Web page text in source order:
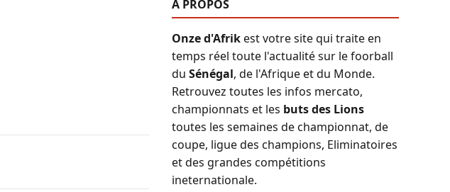
A PROPOS
Onze d'Afrikest votre site qui traite en
temps réel toute l'actualité sur le foorball
du Sénégal, de l'Afrique et du Monde.
Retrouvez toutes les infos mercato,
championnats et les buts des Lions
toutes les semaines de championnat, de
coupe, ligue des champions, Eliminatoires
et des grandes compétitions
ineternationale.